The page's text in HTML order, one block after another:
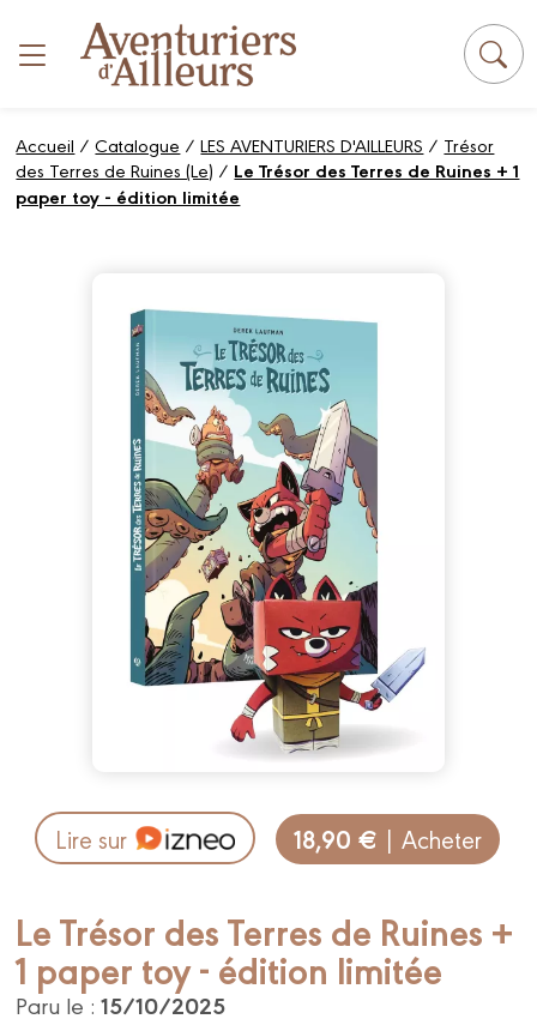
Accueil /Catalogue /LES AVENTURIERS D'AILLEURS / Trésor
des Terres de Ruines (Le) / Le Trésor des Terres de Ruines + 1
paper toy - édition limitée
Lire sur 18,90 € | Acheter
Le Trésor des Terres de Ruines +
1 paper toy - édition limitée
Paru le :15/10/2025
Panneau de gestion des cookies